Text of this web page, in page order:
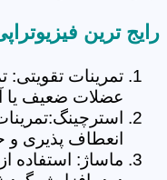
رایج ترین
تمرینات
عضلات ضعیف یا
انعطاف پذیری
ماساژ: استفاده